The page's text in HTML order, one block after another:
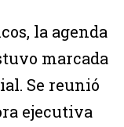
la agenda
marcada
Se reunió
ejecutiva